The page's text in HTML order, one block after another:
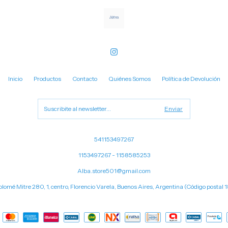
Inicio Productos Contacto Quiénes Somos Política de Devolución
541153497267
1153497267 - 1158585253
Alba.store501@gmail.com
Mitre 280, 1, centro, Florencio Varela, Buenos Aires, Argentina (Código postal